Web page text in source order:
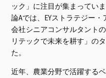
ック」に注目が集まってい
論Aでは、EYストラテジー
会社シニアコンサルタント
リテックで未来を耕す」の
た。
近年、農業分野で活躍する